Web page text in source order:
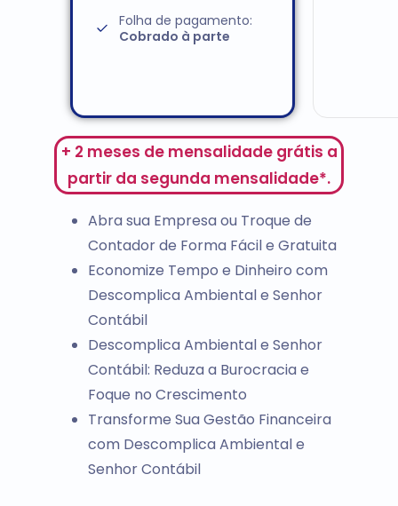
Folha de pagamento:
Cobrado à parte
+ 2 meses de mensalidade grátis a
partir da segunda mensalidade*.
Abra sua Empresa ou Troque de
Contador de Forma Fácil e Gratuita
Economize Tempo e Dinheiro com
Descomplica Ambiental e Senhor
Contábil
Descomplica Ambiental e Senhor
Contábil: Reduza a Burocracia e
Foque no Crescimento
Transforme Sua Gestão Financeira
com Descomplica Ambiental e
Senhor Contábil